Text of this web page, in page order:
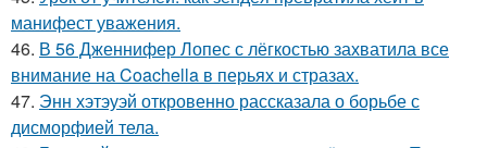
манифест уважения.
46. В 56 Дженнифер Лопес с лёгкостью захватила все
внимание на Coachella в перьях и стразах.
47. Энн хэтэуэй откровенно рассказала о борьбе с
дисморфией тела.